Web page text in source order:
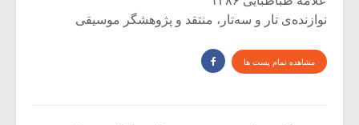
نوازنده‌ی تار و سه‌تار، منتقد و پژوهشگر موسیقی
مشاهده تمام پست ها